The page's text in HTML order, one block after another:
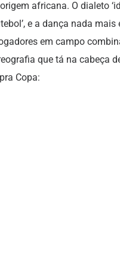
africana. O dialeto
e a dança nada mais
em campo
que tá na cabeça
Copa: